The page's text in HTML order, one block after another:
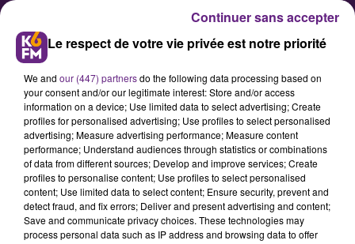
la nouvelle préfète arrive le 4
janvier
La préfecture de la Côte d'Or et de
Le respect de votre vie privée est notre priorité
We and our (447) partnersdo the following data processing based on
your consent and/or our legitimate interest: Store and/or access
information on a device; Use limited data to select advertising; Create
profiles for personalised advertising; Use profiles to select personalised
advertising; Measure advertising performance; Measure content
performance; Understand audiences through statistics or combinations
of data from different sources; Develop and improve services; Create
profiles to personalise content; Use profiles to select personalised
content; Use limited data to select content; Ensure security, prevent and
detect fraud, and fix errors; Deliver and present advertising and content;
Save and communicate privacy choices. These technologies may
process personal data such as IP address and browsing data to offer
Continuer sans accepter